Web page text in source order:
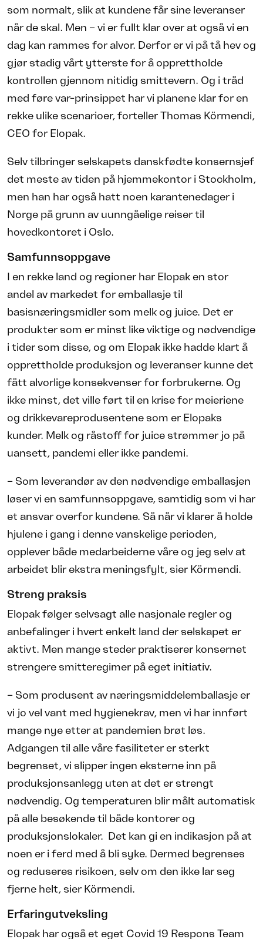
som normalt, slik at kundene får sine leveranser
når de skal. Men – vi er fullt klar over at også vi en
dag kan rammes for alvor. Derfor er vi på tå hev og
gjør stadig vårt ytterste for å opprettholde
kontrollen gjennom nitidig smittevern. Og i tråd
med føre var-prinsippet har vi planene klar for en
rekke ulike scenarioer, forteller Thomas Körmendi,
CEO for Elopak.
Selv tilbringer selskapets danskfødte konsernsjef
det meste av tiden på hjemmekontor i Stockholm,
men han har også hatt noen karantenedager i
Norge på grunn av uunngåelige reiser til
hovedkontoret i Oslo.
Samfunnsoppgave
I en rekke land og regioner har Elopak en stor
andel av markedet for emballasje til
basisnæringsmidler som melk og juice. Det er
produkter som er minst like viktige og nødvendige
i tider som disse, og om Elopak ikke hadde klart å
opprettholde produksjon og leveranser kunne det
fått alvorlige konsekvenser for forbrukerne. Og
ikke minst, det ville ført til en krise for meieriene
og drikkevareprodusentene som er Elopaks
kunder. Melk og råstoff for juice strømmer jo på
uansett, pandemi eller ikke pandemi.
– Som leverandør av den nødvendige emballasjen
løser vi en samfunnsoppgave, samtidig som vi har
et ansvar overfor kundene. Så når vi klarer å holde
hjulene i gang i denne vanskelige perioden,
opplever både medarbeiderne våre og jeg selv at
arbeidet blir ekstra meningsfylt, sier Körmendi.
Streng praksis
Elopak følger selvsagt alle nasjonale regler og
anbefalinger i hvert enkelt land der selskapet er
aktivt. Men mange steder praktiserer konsernet
strengere smitteregimer på eget initiativ.
– Som produsent av næringsmiddel­emballasje er
vi jo vel vant med hygienekrav, men vi har innført
mange nye etter at pandemien brøt løs.
Adgangen til alle våre fasiliteter er sterkt
begrenset, vi slipper ingen eksterne inn på
produksjonsanlegg uten at det er strengt
nødvendig. Og temperaturen blir målt automatisk
på alle besøkende til både kontorer og
produksjonslokaler. Det kan gi en indikasjon på at
noen er i ferd med å bli syke. Dermed begrenses
og reduseres risikoen, selv om den ikke lar seg
fjerne helt, sier Körmendi.
Erfaringutveksling
Elopak har også et eget Covid 19 Respons Team